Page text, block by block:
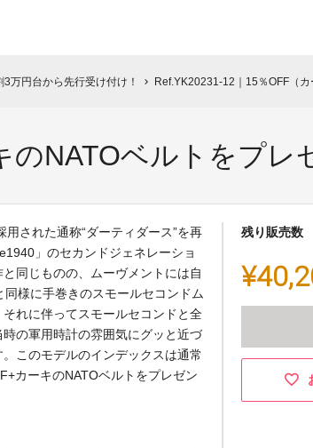
万円台から先行受け付け！ chevron_right Ref.YK20231-12｜15％OFF（カ
NATOベルトをプレ
された通称“ダーティダース”を再
」のセカンドジェネレーショ
同じものの、ムーヴメントには自
様に手巻きのスモールセコンドム
れに伴ってスモールセコンドと全
の軍用時計の雰囲気にグッと近づ
このモデルのインデックスは通常
カーキのNATOベルトをプレゼン
残り販売数